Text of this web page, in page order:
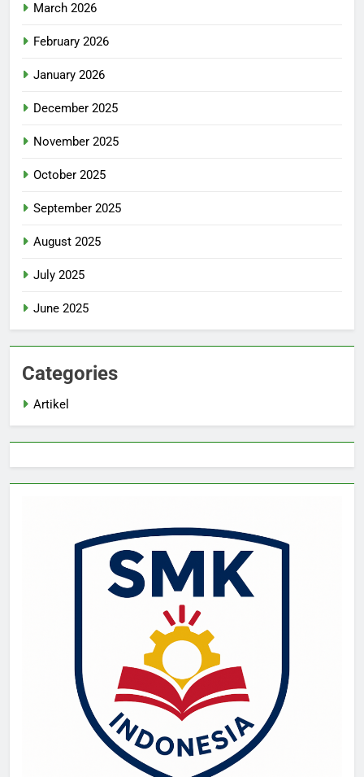
March 2026
February 2026
January 2026
December 2025
November 2025
October 2025
September 2025
August 2025
July 2025
June 2025
Categories
Artikel